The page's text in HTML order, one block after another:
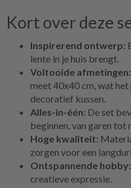
Kort over deze
Inspirerend ontwerp:
lente in je huis brengt.
Voltooide afmetingen:
meet 40x40 cm, wat
decoratief kussen.
Alles-in-één: De set
beginnen, van garen tot
Hoge kwaliteit:
zorgen voor een
Ontspannende hobby:
creatieve expressie.